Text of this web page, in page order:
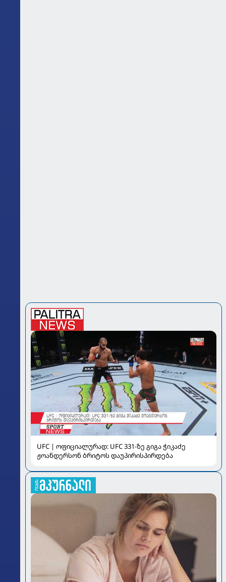
UFC | ოფიციალურად: UFC 331-ზე გიგა ჭიკაძე
ჟოანდერსონ ბრიტოს დაუპირისპირდება